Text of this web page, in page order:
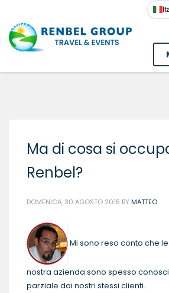
Ma di cosa si
Renbel?
DOMENICA, 30 AGOSTO 2015 BY MATTEO
Mi sono reso conto che
nostra azienda sono spesso
parziale dai nostri stessi clienti.